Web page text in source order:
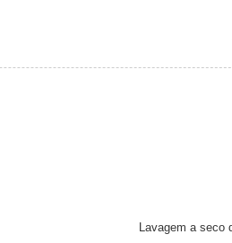
Lavagem a seco